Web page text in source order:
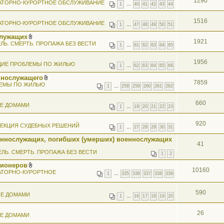
1 40 41 42 43 44
КУРОРТНОЕ ОБСЛУЖИВАНИЕ
1 47 48 49 50 51
КУРОРТНОЕ ОБСЛУЖИВАНИЕ 1516
о
е
н
и
я
1 61 62 63 64 65
СМЕРТЬ. ПРОПАЖА БЕЗ ВЕСТИ 1921
1 62 63 64 65 66
ПРОБЛЕМЫ ПО ЖИЛЬЮ 1956
о
н
я
1 258 259 260 261 262
ПО ЖИЛЬЮ 7859
1 19 20 21 22 23
ДОМАМИ 660
1 27 28 29 30 31
СУДЕБНЫХ РЕШЕНИЙ 920
погибших (умерших) военнослужащих
1 2
СМЕРТЬ. ПРОПАЖА БЕЗ ВЕСТИ
41
В
о
1 335 336 337 338 339
КУРОРТНОЕ
10160
1 16 17 18 19 20
ДОМАМИ 590
ДОМАМИ 26